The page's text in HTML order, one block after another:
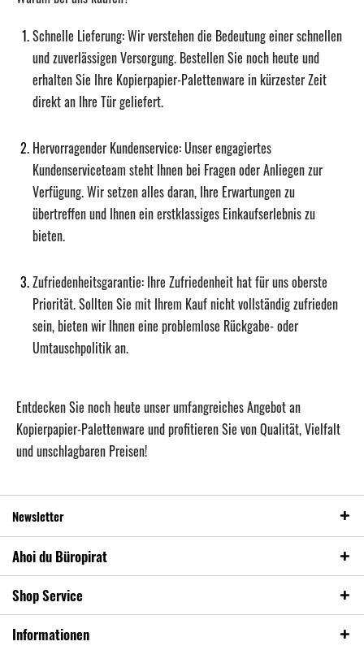
Schnelle Lieferung:Wir verstehen die Bedeutung einer schnellen
und zuverlässigen Versorgung. Bestellen Sie noch heute und
erhalten Sie Ihre Kopierpapier-Palettenware in kürzester Zeit
direkt an Ihre Tür geliefert.
Hervorragender Kundenservice:Unser engagiertes
Kundenserviceteam steht Ihnen bei Fragen oder Anliegen zur
Verfügung. Wir setzen alles daran, Ihre Erwartungen zu
übertreffen und Ihnen ein erstklassiges Einkaufserlebnis zu
bieten.
Zufriedenheitsgarantie: Ihre Zufriedenheit hat für uns oberste
Priorität. Sollten Sie mit Ihrem Kauf nicht vollständig zufrieden
sein, bieten wir Ihnen eine problemlose Rückgabe- oder
Umtauschpolitik an.
Entdecken Sie noch heute unser umfangreiches Angebot an
Kopierpapier-Palettenware und profitieren Sie von Qualität, Vielfalt
und unschlagbaren Preisen!
Newsletter
Ahoi du Büropirat
Shop Service
Informationen